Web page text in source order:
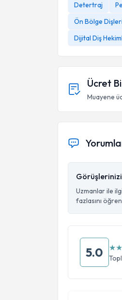
Detertraj
Ön Bölge
Dijital Diş
Ücret
Muayene
Uzmanlar ile
fazlasını
5.0 ★★